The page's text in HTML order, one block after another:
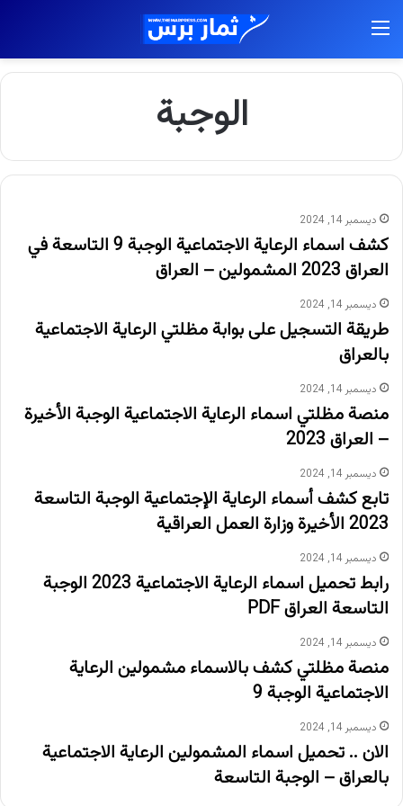
الوجبة
ديسمبر 14, 2024
كشف اسماء الرعاية الاجتماعية الوجبة 9 التاسعة في
العراق 2023 المشمولين – العراق
ديسمبر 14, 2024
طريقة التسجيل على بوابة مظلتي الرعاية الاجتماعية
بالعراق
ديسمبر 14, 2024
منصة مظلتي اسماء الرعاية الاجتماعية الوجبة الأخيرة
– العراق 2023
ديسمبر 14, 2024
تابع كشف أسماء الرعاية الإجتماعية الوجبة التاسعة
2023 الأخيرة وزارة العمل العراقية
ديسمبر 14, 2024
رابط تحميل اسماء الرعاية الاجتماعية 2023 الوجبة
التاسعة العراق PDF
ديسمبر 14, 2024
منصة مظلتي كشف بالاسماء مشمولين الرعاية
الاجتماعية الوجبة 9
ديسمبر 14, 2024
الان .. تحميل اسماء المشمولين الرعاية الاجتماعية
بالعراق – الوجبة التاسعة